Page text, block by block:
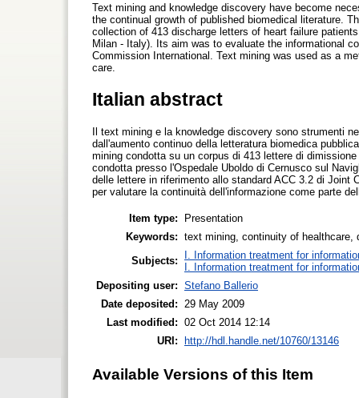
Text mining and knowledge discovery have become
the continual growth of published biomedical literature.
collection of 413 discharge letters of heart failure
Milan - Italy). Its aim was to evaluate the informational
Commission International. Text mining was used as a
care.
Italian abstract
Il text mining e la knowledge discovery sono strumenti
dall'aumento continuo della letteratura biomedica
mining condotta su un corpus di 413 lettere di
condotta presso l'Ospedale Uboldo di Cernusco sul
delle lettere in riferimento allo standard ACC 3.2 di
per valutare la continuità dell'informazione come parte
Item type:
Presentation
Keywords: text mining, continuity of healthcare,
Subjects:
I. Information treatment for
I. Information treatment for
Depositing user: Stefano Ballerio
Date deposited:
29 May 2009
Last modified: 02 Oct 2014 12:14
URI: http://hdl.handle.net/10760/13146
Available Versions of this Item